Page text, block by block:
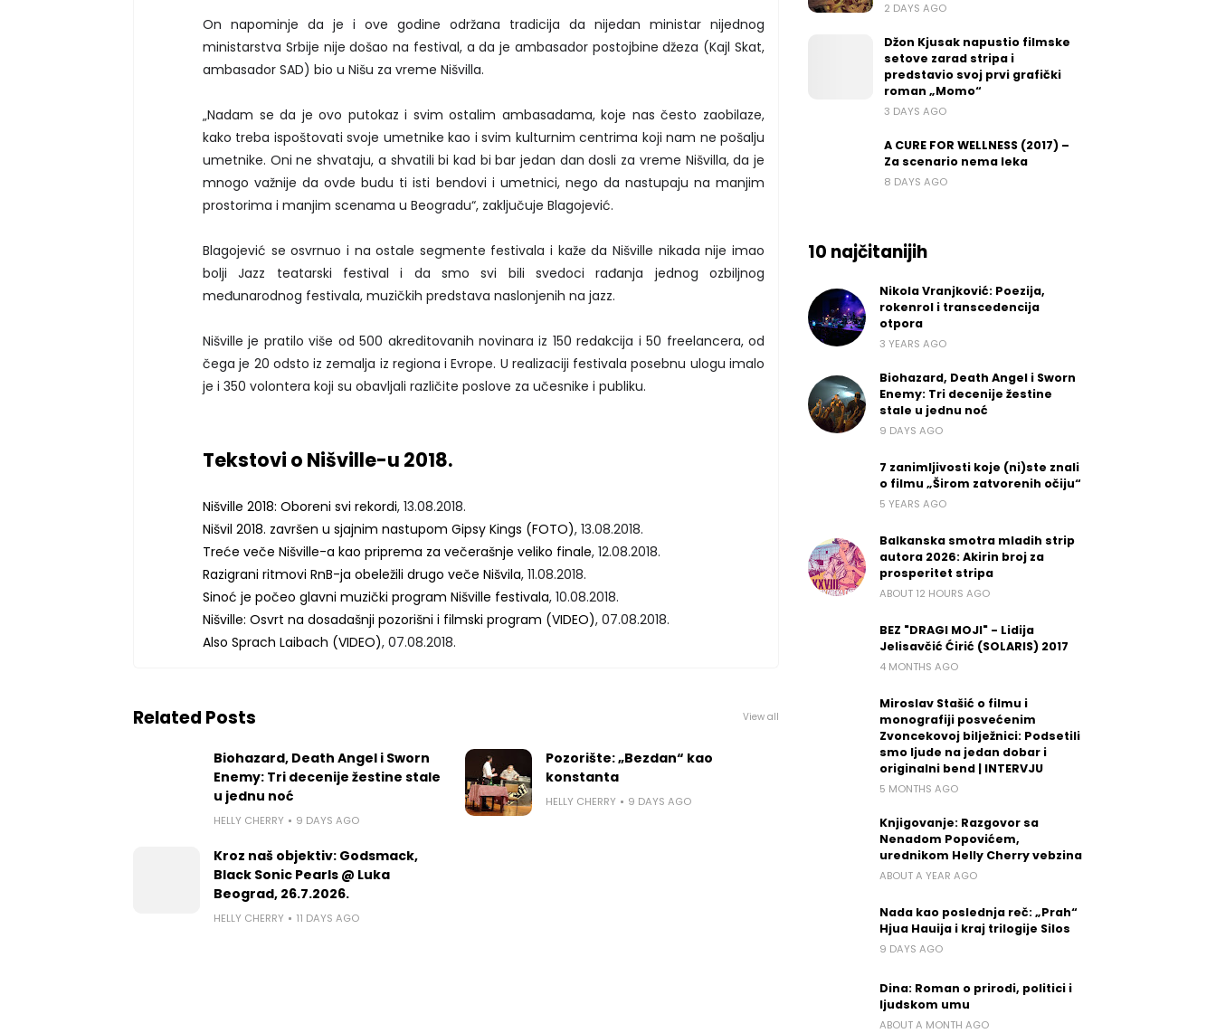
On napominje da je i ove godine održana tradicija da nijedan ministar nijednog
ministarstva Srbije nije došao na festival, a da je ambasador postojbine džeza (Kajl Skat,
ambasador SAD) bio u Nišu za vreme Nišvilla.
„Nadam se da je ovo putokaz i svim ostalim ambasadama, koje nas često zaobilaze,
kako treba ispoštovati svoje umetnike kao i svim kulturnim centrima koji nam ne pošalju
umetnike. Oni ne shvataju, a shvatili bi kad bi bar jedan dan dosli za vreme Nišvilla, da je
mnogo važnije da ovde budu ti isti bendovi i umetnici, nego da nastupaju na manjim
prostorima i manjim scenama u Beogradu“, zaključuje Blagojević.
Blagojević se osvrnuo i na ostale segmente festivala i kaže da Nišville nikada nije imao
bolji Jazz teatarski festival i da smo svi bili svedoci rađanja jednog ozbiljnog
međunarodnog festivala, muzičkih predstava naslonjenih na jazz.
Nišville je pratilo više od 500 akreditovanih novinara iz 150 redakcija i 50 freelancera, od
čega je 20 odsto iz zemalja iz regiona i Evrope. U realizaciji festivala posebnu ulogu imalo
je i 350 volontera koji su obavljali različite poslove za učesnike i publiku.
Tekstovi o Nišville-u 2018.
Nišville 2018: Oboreni svi rekordi, 13.08.2018.
Nišvil 2018. završen u sjajnim nastupom Gipsy Kings (FOTO), 13.08.2018.
Treće veče Nišville-a kao priprema za večerašnje veliko finale, 12.08.2018.
Razigrani ritmovi RnB-ja obeležili drugo veče Nišvila, 11.08.2018.
Sinoć je počeo glavni muzički program Nišville festivala, 10.08.2018.
Nišville: Osvrt na dosadašnji pozorišni i filmski program (VIDEO), 07.08.2018.
Also Sprach Laibach (VIDEO), 07.08.2018.
Related Posts View all
Biohazard, Death Angel i Sworn
Enemy: Tri decenije žestine stale
u jednu noć
HELLY CHERRY 9 DAYS AGO
Pozorište: „Bezdan“ kao
konstanta
HELLY CHERRY 9 DAYS AGO
Kroz naš objektiv: Godsmack,
Black Sonic Pearls @ Luka
Beograd, 26.7.2026.
HELLY CHERRY 11 DAYS AGO
2 DAYS AGO
Džon Kjusak napustio filmske
setove zarad stripa i
predstavio svoj prvi grafički
roman „Momo“
3 DAYS AGO
A CURE FOR WELLNESS (2017) –
Za scenario nema leka
8 DAYS AGO
10 najčitanijih
Nikola Vranjković: Poezija,
rokenrol i transcedencija
otpora
3 YEARS AGO
Biohazard, Death Angel i Sworn
Enemy: Tri decenije žestine
stale u jednu noć
9 DAYS AGO
7 zanimljivosti koje (ni)ste znali
o filmu „Širom zatvorenih očiju“
5 YEARS AGO
Balkanska smotra mladih strip
autora 2026: Akirin broj za
prosperitet stripa
ABOUT 12 HOURS AGO
BEZ "DRAGI MOJI" - Lidija
Jelisavčić Ćirić (SOLARIS) 2017
4 MONTHS AGO
Miroslav Stašić o filmu i
monografiji posvećenim
Zvoncekovoj bilježnici: Podsetili
smo ljude na jedan dobar i
originalni bend | INTERVJU
5 MONTHS AGO
Knjigovanje: Razgovor sa
Nenadom Popovićem,
urednikom Helly Cherry vebzina
ABOUT A YEAR AGO
Nada kao poslednja reč: „Prah“
Hjua Hauija i kraj trilogije Silos
9 DAYS AGO
Dina: Roman o prirodi, politici i
ljudskom umu
ABOUT A MONTH AGO